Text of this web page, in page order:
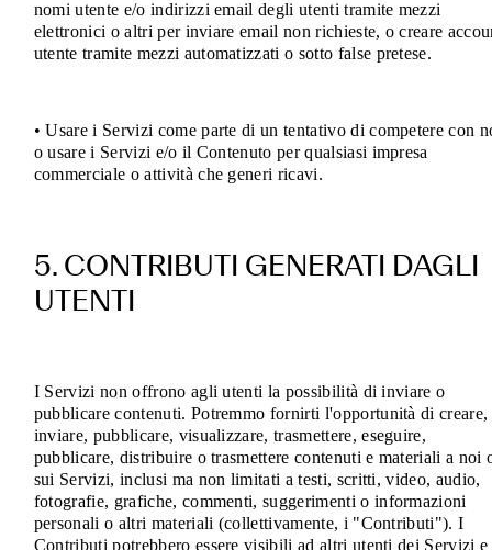
nomi utente e/o indirizzi email degli utenti tramite mezzi
elettronici o altri per inviare email non richieste, o creare
utente tramite mezzi automatizzati o sotto false pretese.
• Usare i Servizi come parte di un tentativo di competere con
o usare i Servizi e/o il Contenuto per qualsiasi impresa
commerciale o attività che generi ricavi.
5. CONTRIBUTI GENERATI DAGLI
UTENTI
I Servizi non offrono agli utenti la possibilità di inviare o
pubblicare contenuti. Potremmo fornirti l'opportunità di creare,
inviare, pubblicare, visualizzare, trasmettere, eseguire,
pubblicare, distribuire o trasmettere contenuti e materiali a noi
sui Servizi, inclusi ma non limitati a testi, scritti, video, audio,
fotografie, grafiche, commenti, suggerimenti o informazioni
personali o altri materiali (collettivamente, i "Contributi"). I
Contributi potrebbero essere visibili ad altri utenti dei Servizi e